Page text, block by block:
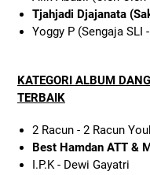
Tjahjadi Djajanata
Yoggy P (Sengaja SLI
KATEGORI ALBUM
TERBAIK
2 Racun - 2 Racun
Best Hamdan ATT &
I.P.K - Dewi Gayatri